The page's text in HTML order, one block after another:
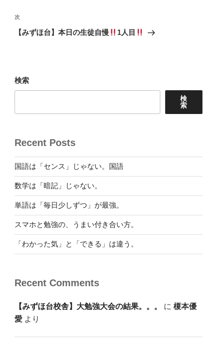
ビ
ゲ
ン
稿
次
の
次
【みずほ台】本日の生徒自慢 1人目
検索
検
索
Recent Posts
国語は「センス」じゃない。国語
数学は「暗記」じゃない。
単語は「毎日少しずつ」が最強。
スマホと勉強の、うまい付き合い方。
「わかった気」と「できる」は違う。
Recent Comments
【みずほ台校舎】大勉強大会の結果。。。 に 榎本優
愛 より